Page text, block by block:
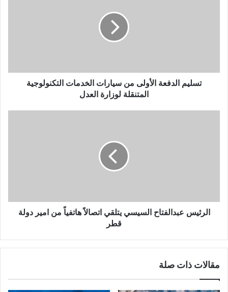
ر
تسليم الدفعة الأولى من سيارات الخدمات التكنولوجية
المتنقلة لوزارة العدل
الرئيس عبدالفتاح السيسي يتلقي اتصالاً هاتفياً من امير دولة
قطر
مقالات ذات صلة